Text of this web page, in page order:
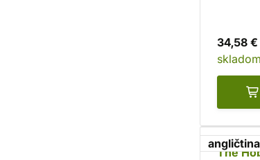
34,58 €
skladom
angličtina
The